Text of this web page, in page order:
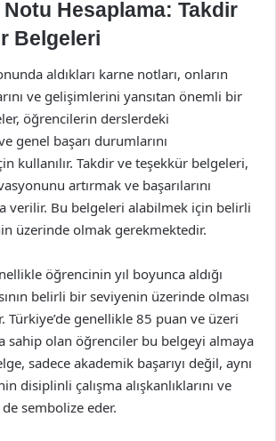
Notu Hesaplama: Takdir
Belgeleri
aldıkları karne notları, onların
ve gelişimlerini yansıtan önemli bir
öğrencilerin derslerdeki
genel başarı durumlarını
kullanılır. Takdir ve teşekkür belgeleri,
artırmak ve başarılarını
verilir. Bu belgeleri alabilmek için belirli
üzerinde olmak gerekmektedir.
öğrencinin yıl boyunca aldığı
belirli bir seviyenin üzerinde olması
genellikle 85 puan ve üzeri
sahip olan öğrenciler bu belgeyi almaya
sadece akademik başarıyı değil, aynı
disiplinli çalışma alışkanlıklarını ve
sembolize eder.